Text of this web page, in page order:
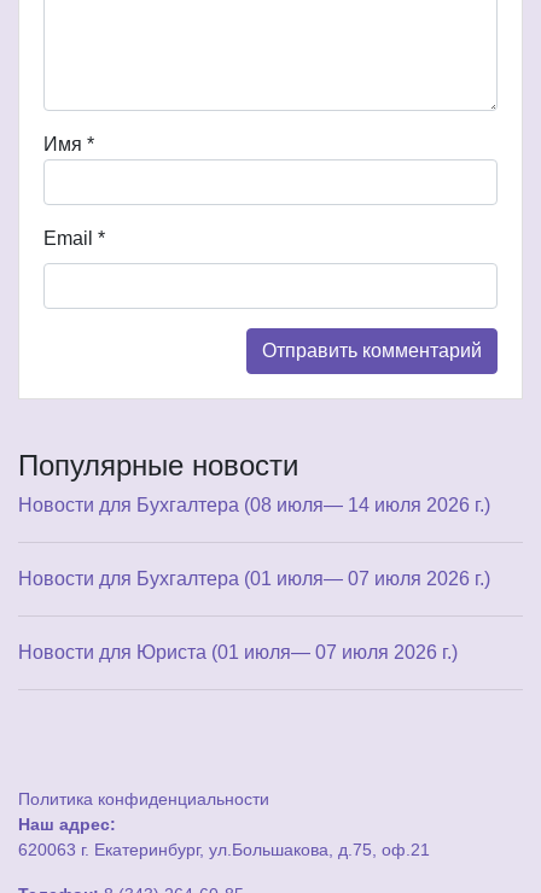
Имя *
Email *
Популярные новости
Новости для Бухгалтера (08 июля— 14 июля 2026 г.)
Новости для Бухгалтера (01 июля— 07 июля 2026 г.)
Новости для Юриста (01 июля— 07 июля 2026 г.)
Политика конфиденциальности
Наш адрес:
620063 г. Екатеринбург, ул.Большакова, д.75, оф.21